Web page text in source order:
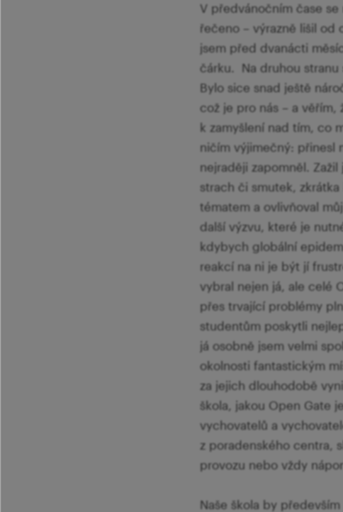
V předvánočním čase
řečeno – výrazně lišil od
jsem před dvanácti
čárku. Na druhou stranu
Bylo sice snad ještě
což je pro nás – a věřím,
k zamyšlení nad tím, co
ničím výjimečný: přinesl
nejraději zapomněl.
strach či smutek,
tématem a ovlivňoval
další výzvu, které je
kdybych globální
reakcí na ni je být jí
vybral nejen já, ale celé
přes trvající problémy
studentům poskytli
já osobně jsem velmi
okolnosti fantastickým
za jejich dlouhodobě
škola, jakou Open Gate
vychovatelů a
z poradenského centra,
provozu nebo vždy
Naše škola by